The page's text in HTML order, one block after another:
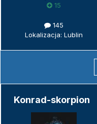
15
145
Lokalizacja: Lublin
Konrad-skorpion